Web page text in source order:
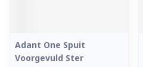
Adant One Spuit
Voorgevuld Ster